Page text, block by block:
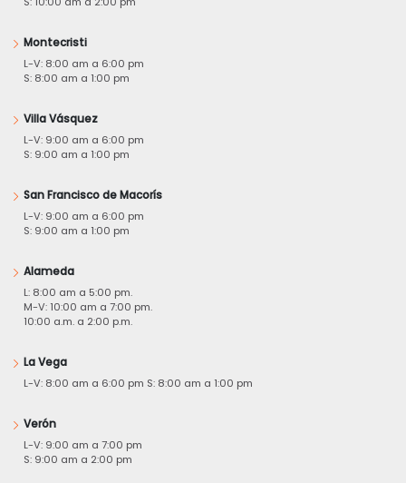
Montecristi
L-V: 8:00 am a 6:00 pm
S: 8:00 am a 1:00 pm
Villa Vásquez
L-V: 9:00 am a 6:00 pm
S: 9:00 am a 1:00 pm
San Francisco de Macorís
L-V: 9:00 am a 6:00 pm
S: 9:00 am a 1:00 pm
Alameda
L: 8:00 am a 5:00 pm.
M-V: 10:00 am a 7:00 pm.
10:00 a.m. a 2:00 p.m.
La Vega
L-V: 8:00 am a 6:00 pm S: 8:00 am a 1:00 pm
Verón
L-V: 9:00 am a 7:00 pm
S: 9:00 am a 2:00 pm